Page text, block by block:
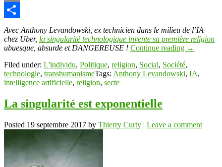
Copy
Link
Partager
Avec Anthony Levandowski, ex technicien dans le milieu de l’IA
chez Uber, la singularité technologique invente sa première religion
ubuesque, absurde et DANGEREUSE ! Continue reading →
Filed under: L'individu, Politique, religion, Social, Société,
technologie, transhumanismeTags: Anthony Levandowski, IA,
intelligence artificielle, religion, secte
La singularité est exponentielle
Posted 19 septembre 2017 by Thierry Curty | Leave a comment